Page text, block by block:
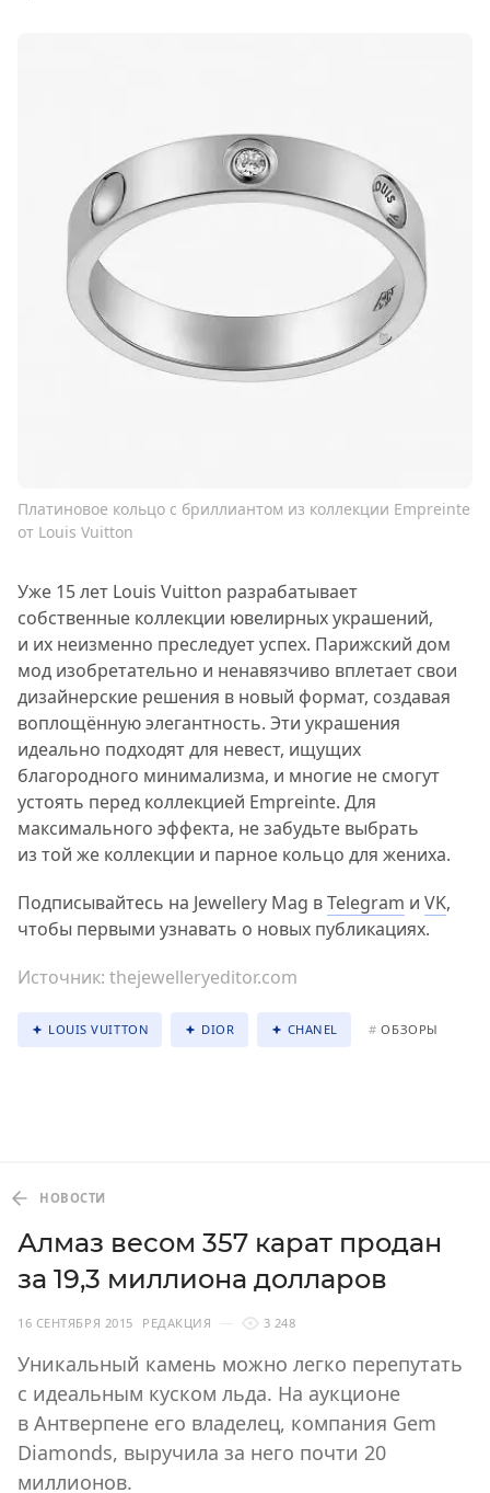
Платиновое кольцо с бриллиантом из коллекции Empreinte
от Louis Vuitton
Уже 15 лет Louis Vuitton разрабатывает
собственные коллекции ювелирных украшений,
и их неизменно преследует успех. Парижский дом
мод изобретательно и ненавязчиво вплетает свои
дизайнерские решения в новый формат, создавая
воплощённую элегантность. Эти украшения
идеально подходят для невест, ищущих
благородного минимализма, и многие не смогут
устоять перед коллекцией Empreinte. Для
максимального эффекта, не забудьте выбрать
из той же коллекции и парное кольцо для жениха.
Подписывайтесь на Jewellery Mag вTelegram и VK,
чтобы первыми узнавать о новых публикациях.
Источник: thejewelleryeditor.com
LOUIS VUITTON DIOR CHANEL # ОБЗОРЫ
НОВОСТИ
Алмаз весом 357 карат продан
за 19,3 миллиона долларов
16 СЕНТЯБРЯ 2015 РЕДАКЦИЯ 3 248
Уникальный камень можно легко перепутать
с идеальным куском льда. На аукционе
в Антверпене его владелец, компания Gem
Diamonds, выручила за него почти 20
миллионов.